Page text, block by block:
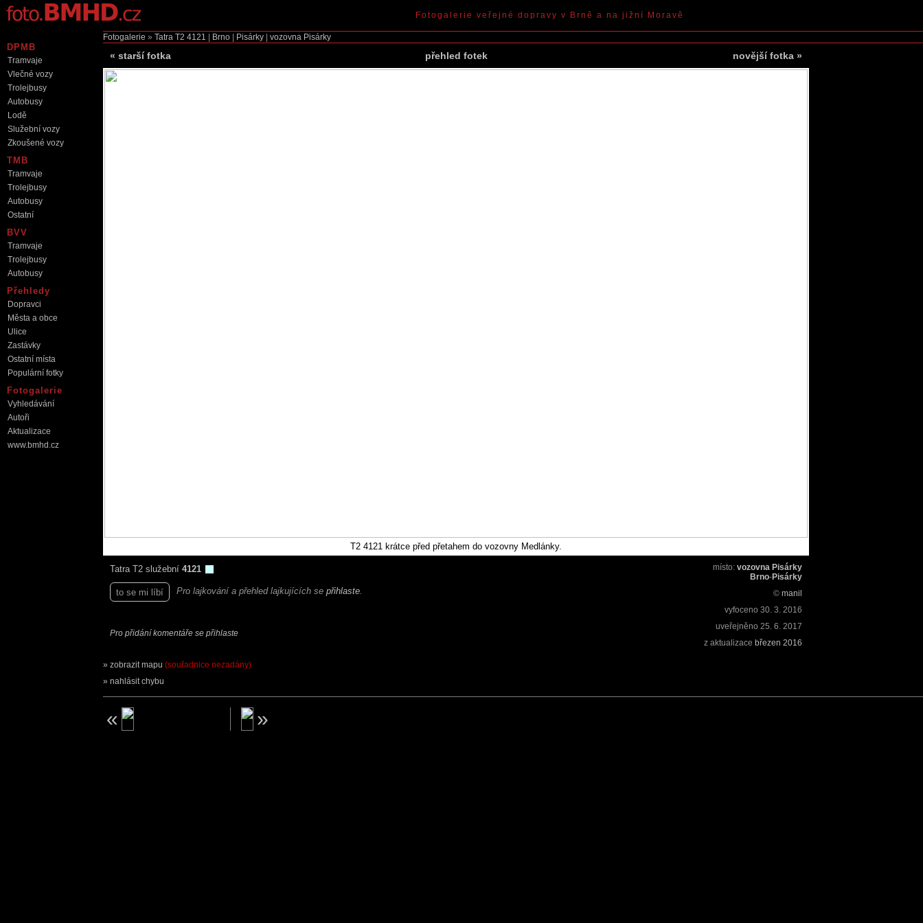
Fotogalerie » Tatra T2 4121 Brno Pisárky vozovna Pisárky
« starší fotka přehled fotek novější fotka »
T2 4121 krátce před přetahem do vozovny Medlánky.
Tatra T2 služební 4121
to se mi líbí Pro lajkování a přehled lajkujících se přihlaste.
místo: vozovna Pisárky
Brno-Pisárky
© manil
vyfoceno 30. 3. 2016
uveřejněno 25. 6. 2017
z aktualizace březen 2016
Pro přidání komentáře se přihlaste
zobrazit mapu (souřadnice nezadány)
nahlásit chybu
DPMB
Tramvaje
Vlečné vozy
Trolejbusy
Autobusy
Lodě
Služební vozy
Zkoušené vozy
TMB
Tramvaje
Trolejbusy
Autobusy
Ostatní
BVV
Tramvaje
Trolejbusy
Autobusy
Přehledy
Dopravci
Města a obce
Ulice
Zastávky
Ostatní místa
Populární fotky
Fotogalerie
Vyhledávání
Autoři
Aktualizace
www.bmhd.cz
Fotogalerie veřejné dopravy v Brně a na jižní Moravě